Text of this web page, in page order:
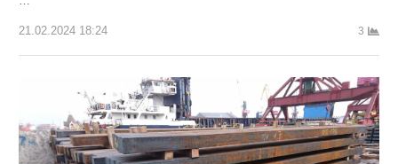
21.02.2024 18:24 3